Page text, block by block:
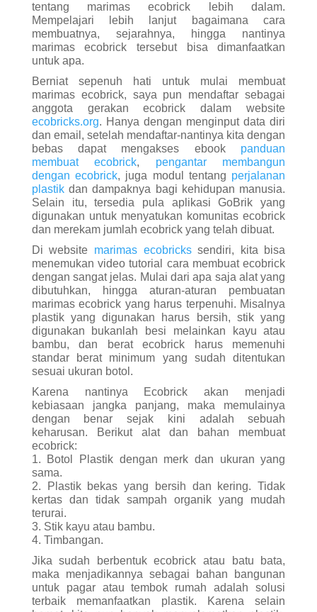
menemukan video tutorial cara membuat ecobrick
dengan sangat jelas. Mulai dari apa saja alat yang
dibutuhkan, hingga aturan-aturan pembuatan
marimas ecobrick yang harus terpenuhi. Misalnya
plastik yang digunakan harus bersih, stik yang
digunakan bukanlah besi melainkan kayu atau
bambu, dan berat ecobrick harus memenuhi
standar berat minimum yang sudah ditentukan
sesuai ukuran botol.
Karena nantinya Ecobrick akan menjadi
kebiasaan jangka panjang, maka memulainya
dengan benar sejak kini adalah sebuah
keharusan. Berikut alat dan bahan membuat
ecobrick:
1. Botol Plastik dengan merk dan ukuran yang
sama.
2. Plastik bekas yang bersih dan kering. Tidak
kertas dan tidak sampah organik yang mudah
terurai.
3. Stik kayu atau bambu.
4. Timbangan.
Jika sudah berbentuk ecobrick atau batu bata,
maka menjadikannya sebagai bahan bangunan
untuk pagar atau tembok rumah adalah solusi
terbaik memanfaatkan plastik. Karena selain
hemat, kita pun banyak menyelamatkan plastik-
plastik bekas agar tidak terbuang dan meracuni
bumi.
Sumber: spot.ph